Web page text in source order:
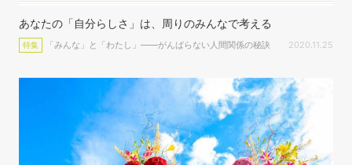
あなたの「自分らしさ」は、周りのみんなで考える
特集 「みんな」と「わたし」――がんばらない人間関係の秘訣 2020.11.25